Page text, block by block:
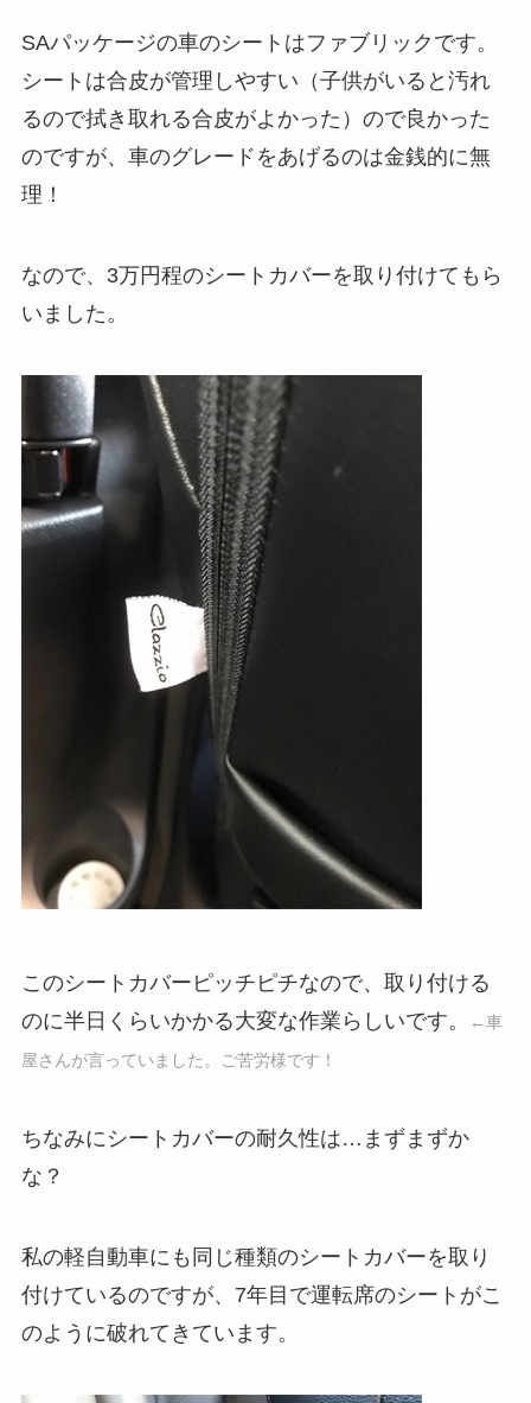
SAパッケージの車のシートはファブリックです。
シートは合皮が管理しやすい（子供がいると汚れ
るので拭き取れる合皮がよかった）ので良かった
のですが、車のグレードをあげるのは金銭的に無
理！
なので、3万円程のシートカバーを取り付けてもら
いました。
このシートカバーピッチピチなので、取り付ける
のに半日くらいかかる大変な作業らしいです。
←車
屋さんが言っていました。ご苦労様です！
ちなみにシートカバーの耐久性は…まずまずか
な？
私の軽自動車にも同じ種類のシートカバーを取り
付けているのですが、7年目で運転席のシートがこ
のように破れてきています。